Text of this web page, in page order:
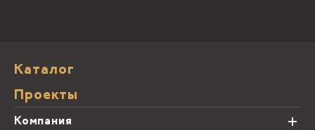
Каталог
Проекты
Компания